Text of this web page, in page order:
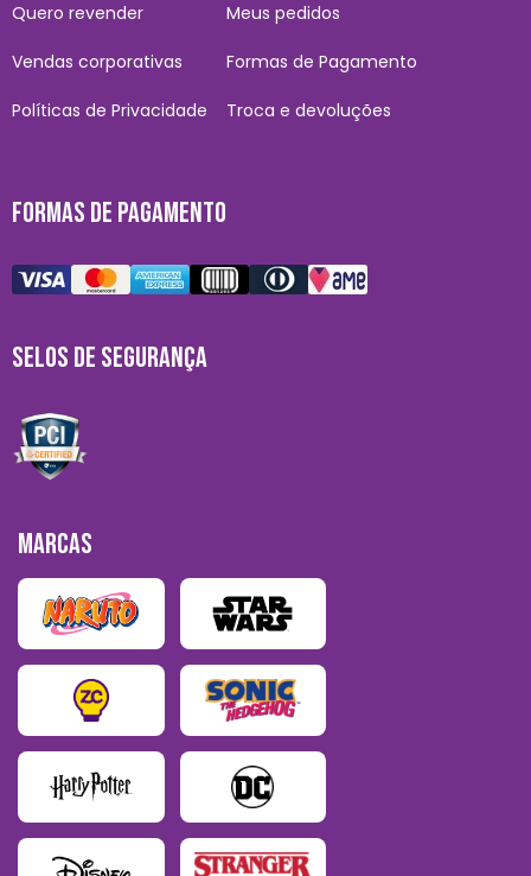
Quero revender
Vendas corporativas
Políticas de Privacidade
Meus pedidos
Formas de Pagamento
Troca e devoluções
FORMAS DE PAGAMENTO
SELOS DE SEGURANÇA
MARCAS